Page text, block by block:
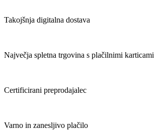
Takojšnja digitalna dostava
Največja spletna trgovina s plačilnimi karticami
Certificirani preprodajalec
Varno in zanesljivo plačilo